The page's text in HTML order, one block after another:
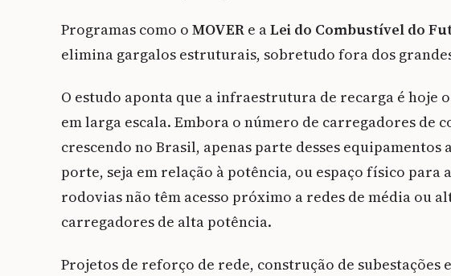
Programas como o MOVER e aLei do Combustível do
elimina gargalos estruturais, sobretudo fora dos
O estudo aponta que a infraestrutura de recarga é
em larga escala. Embora o número de carregadores de
crescendo no Brasil, apenas parte desses
porte, seja em relação à potência, ou espaço físico para
rodovias não têm acesso próximo a redes de média ou
carregadores de alta potência.
Projetos de reforço de rede, construção de subestações